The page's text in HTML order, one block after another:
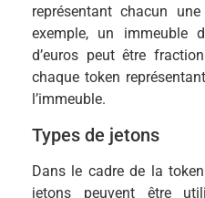
représentant chacun
exemple, un immeuble
d’euros peut être
chaque token
l’immeuble.
Types de jetons
Dans le cadre de la
jetons peuvent être